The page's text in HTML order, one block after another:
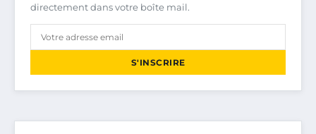
directement dans votre boîte mail.
S'INSCRIRE